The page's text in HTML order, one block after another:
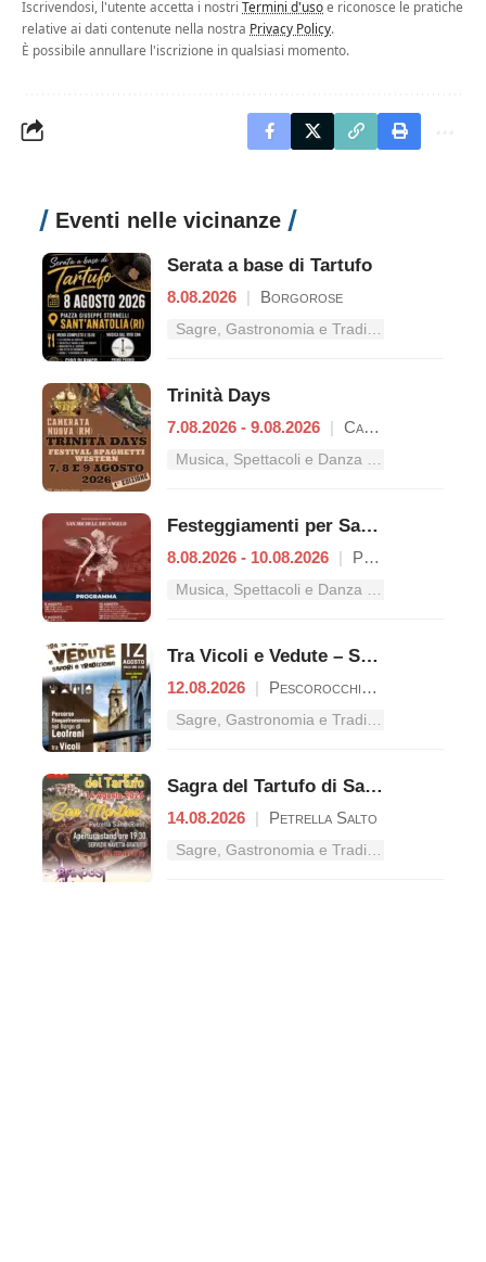
Iscrivendosi, l'utente accetta i nostri Termini d'usoe riconosce le pratiche
relative ai dati contenute nella nostra Privacy Policy.
È possibile annullare l'iscrizione in qualsiasi momento.
Eventi nelle vicinanze
Serata a base di Tartufo
8.08.2026 | Borgorose
Trinità Days
7.08.2026 - 9.08.2026 | Camerata Nuova
Festeggiamenti per San Michele Arcangelo
8.08.2026 - 10.08.2026 | Petrella Salto
Tra Vicoli e Vedute – Sapori e Tradizione
12.08.2026 | Pescorocchiano
Sagra del Tartufo di San Martino
14.08.2026 | Petrella Salto